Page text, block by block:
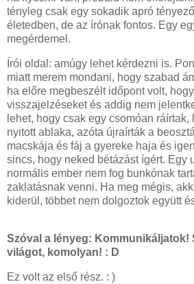
tényleg csak egy sokadik apró
életedben, de az írónak fontos. Egy
megérdemel.
Írói oldal: amúgy lehet kérdezni is.
miatt merem mondani, hogy szabad
ha előre megbeszélt időpont volt,
visszajelzéseket és addig nem
lehet, hogy csak egy csomóan ráírtak,
nyitott ablaka, azóta újraírták a
macskája és fáj a gyereke haja és
sincs, hogy neked bétázást ígért. Egy
normális ember nem fog bunkónak
zaklatásnak venni. Ha meg mégis,
kiderül, többet nem dolgoztok együtt
Szóval a lényeg: Kommunikáljatok!
világot, komolyan! : D
Ez volt az első rész. : )